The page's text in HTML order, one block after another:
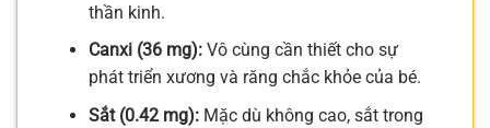
thần kinh.
Canxi (36 mg):Vô cùng cần thiết cho sự
phát triển xương và răng chắc khỏe của bé.
Sắt (0.42 mg):Mặc dù không cao, sắt trong